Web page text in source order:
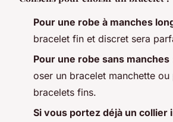
Pour une robe à manches
bracelet fin et discret sera
Pour une robe sans manches
oser un bracelet manchette ou
bracelets fins.
Si vous portez déjà un collier